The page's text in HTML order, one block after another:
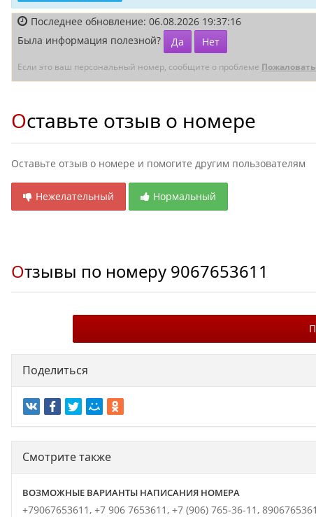
Последнее обновление: 06.08.2026 19:37:16
Была информация полезной?
Да Нет
Если это ваш персональный номер, сообщите о проблеме
Оставьте отзыв о номере
Оставьте отзыв о номере и помогите другим пользователям
Нежелательный Нормальный
Отзывы по номеру 9067653611
Поделиться
Смотрите также
ВОЗМОЖНЫЕ ВАРИАНТЫ НАПИСАНИЯ НОМЕРА
+79067653611, +7 906 7653611, +7 (906) 765-36-11,